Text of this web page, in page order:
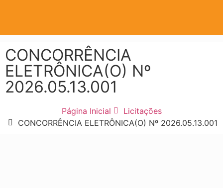
CONCORRÊNCIA
ELETRÔNICA(O) Nº
2026.05.13.001
Página Inicial
Licitações
CONCORRÊNCIA ELETRÔNICA(O) Nº 2026.05.13.001